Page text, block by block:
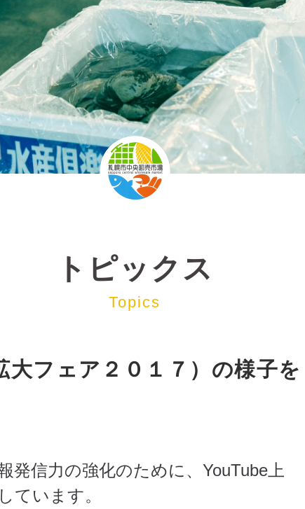
トピックス
Topics
フェア２０１７）の様子を
信力の強化のために、YouTube上
ています。